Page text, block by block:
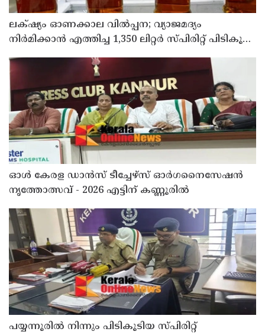
ലക്‌ഷ്യം ഓണക്കാല വിൽപ്പന; വ്യാജമദ്യം
നിർമിക്കാൻ എത്തിച്ച 1,350 ലിറ്റർ സ്പിരിറ്റ് പിടികൂടി;
രണ്ട് പേർ അറസ്റ്റിൽ
ഓൾ കേരള ഡാൻസ് ടീച്ചേഴ്സ് ഓർഗനൈസേഷൻ
നൃത്തോത്സവ് - 2026 എട്ടിന് കണ്ണൂരിൽ
പയ്യന്നൂരിൽ നിന്നും പിടികൂടിയ സ്പിരിറ്റ്